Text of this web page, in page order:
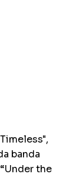
banda
the